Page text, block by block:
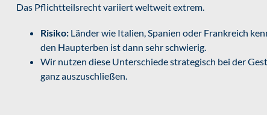
Das Pflichtteilsrecht variiert weltweit extrem.
Risiko: Länder wie Italien, Spanien oder Frankreich
den Haupterben ist dann sehr schwierig.
Wir nutzen diese Unterschiede strategisch bei der
ganz auszuschließen.